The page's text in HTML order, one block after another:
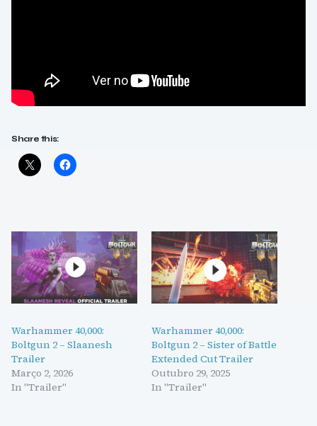
Share this:
Warhammer 40,000:
Boltgun 2 – Slaanesh
Trailer
Março 2, 2026
In "Trailer"
Warhammer 40,000:
Boltgun 2 – Sister of Battle
Extended Cut Trailer
Outubro 29, 2025
In "Trailer"